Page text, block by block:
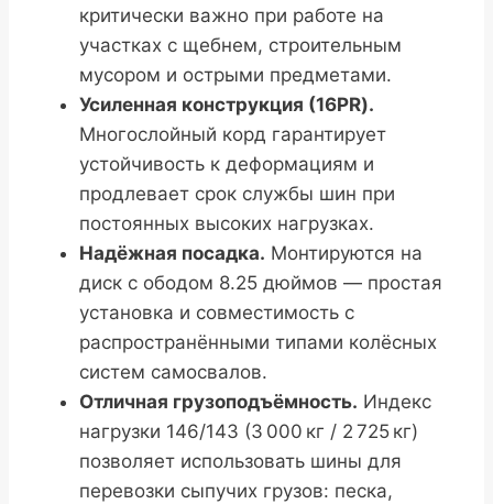
критически важно при работе на
участках с щебнем, строительным
мусором и острыми предметами.
Усиленная конструкция (16PR).
Многослойный корд гарантирует
устойчивость к деформациям и
продлевает срок службы шин при
постоянных высоких нагрузках.
Надёжная посадка. Монтируются на
диск с ободом 8.25 дюймов — простая
установка и совместимость с
распространёнными типами колёсных
систем самосвалов.
Отличная грузоподъёмность. Индекс
нагрузки 146/143 (3 000 кг / 2 725 кг)
позволяет использовать шины для
перевозки сыпучих грузов: песка,